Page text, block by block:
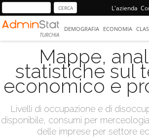
L'azienda
TURCHIA
DEMOGRAFIA ECONOMIA
Mappe,
statistiche sul
economico e
Livelli di occupazione e di
disponibile, consumi per
delle imprese per settore